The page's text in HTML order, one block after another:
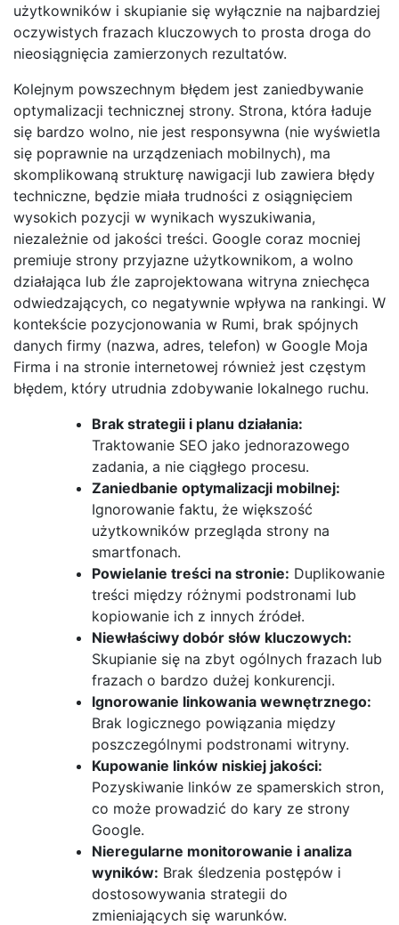
użytkowników i skupianie się wyłącznie na najbardziej
oczywistych frazach kluczowych to prosta droga do
nieosiągnięcia zamierzonych rezultatów.
Kolejnym powszechnym błędem jest zaniedbywanie
optymalizacji technicznej strony. Strona, która ładuje
się bardzo wolno, nie jest responsywna (nie wyświetla
się poprawnie na urządzeniach mobilnych), ma
skomplikowaną strukturę nawigacji lub zawiera błędy
techniczne, będzie miała trudności z osiągnięciem
wysokich pozycji w wynikach wyszukiwania,
niezależnie od jakości treści. Google coraz mocniej
premiuje strony przyjazne użytkownikom, a wolno
działająca lub źle zaprojektowana witryna zniechęca
odwiedzających, co negatywnie wpływa na rankingi. W
kontekście pozycjonowania w Rumi, brak spójnych
danych firmy (nazwa, adres, telefon) w Google Moja
Firma i na stronie internetowej również jest częstym
błędem, który utrudnia zdobywanie lokalnego ruchu.
Brak strategii i planu działania:
Traktowanie SEO jako jednorazowego
zadania, a nie ciągłego procesu.
Zaniedbanie optymalizacji mobilnej:
Ignorowanie faktu, że większość
użytkowników przegląda strony na
smartfonach.
Powielanie treści na stronie: Duplikowanie
treści między różnymi podstronami lub
kopiowanie ich z innych źródeł.
Niewłaściwy dobór słów kluczowych:
Skupianie się na zbyt ogólnych frazach lub
frazach o bardzo dużej konkurencji.
Ignorowanie linkowania wewnętrznego:
Brak logicznego powiązania między
poszczególnymi podstronami witryny.
Kupowanie linków niskiej jakości:
Pozyskiwanie linków ze spamerskich stron,
co może prowadzić do kary ze strony
Google.
Nieregularne monitorowanie i analiza
wyników: Brak śledzenia postępów i
dostosowywania strategii do
zmieniających się warunków.